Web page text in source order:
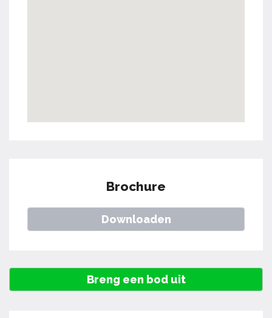
Brochure
Downloaden
Breng een bod uit